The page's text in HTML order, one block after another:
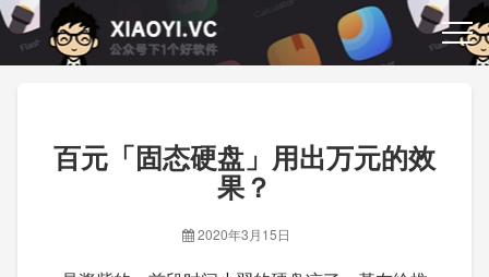
百元「固态硬盘」用出万元的效
果？
2020年3月15日